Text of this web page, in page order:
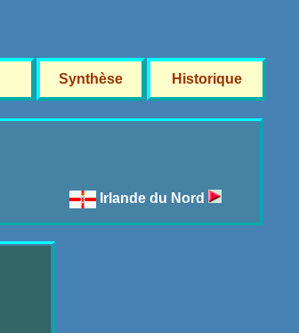
Synthèse Historique
Irlande du Nord